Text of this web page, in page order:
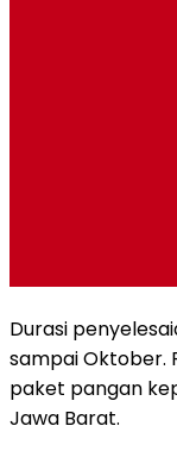
Durasi
sampai Oktober.
paket pangan
Jawa Barat.